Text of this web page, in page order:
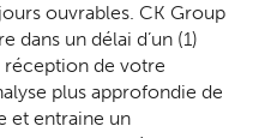
ouvrables. CK Group
dans un délai d’un (1)
réception de votre
plus approfondie de
et entraine un